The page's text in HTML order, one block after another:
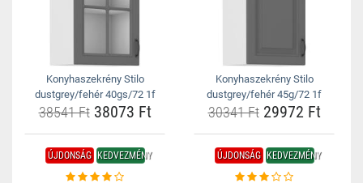
Konyhaszekrény Stilo
dustgrey/fehér 40gs/72 1f
38541 Ft38073 Ft
Konyhaszekrény Stilo
dustgrey/fehér 45g/72 1f
30341 Ft29972 Ft
ÚJDONSÁG KEDVEZMÉNY ÚJDONSÁG KEDVEZMÉNY